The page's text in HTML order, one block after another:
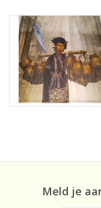
Meld je